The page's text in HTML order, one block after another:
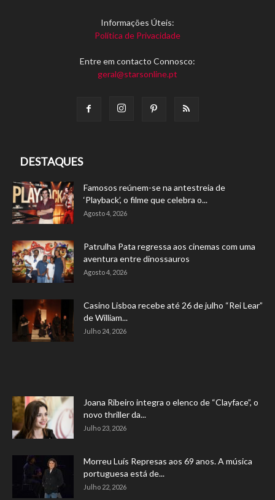
Informações Úteis:
Política de Privacidade
Entre em contacto Connosco:
geral@starsonline.pt
DESTAQUES
Famosos reúnem-se na antestreia de
‘Playback’, o filme que celebra o...
Agosto 4, 2026
Patrulha Pata regressa aos cinemas com uma
aventura entre dinossauros
Agosto 4, 2026
Casino Lisboa recebe até 26 de julho “Rei Lear”
de William...
Julho 24, 2026
Joana Ribeiro integra o elenco de “Clayface”, o
novo thriller da...
Julho 23, 2026
Morreu Luís Represas aos 69 anos. A música
portuguesa está de...
Julho 22, 2026